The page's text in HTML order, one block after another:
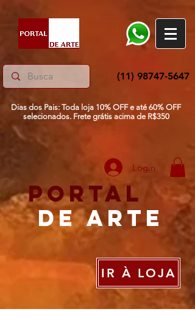
(11) 98747-5647
Dias dos Pais: Toda loja 10% OFF e até 60% OFF
selecionados. Frete grátis acima de R$350
Login
portal
De Arte
IR À LOJA